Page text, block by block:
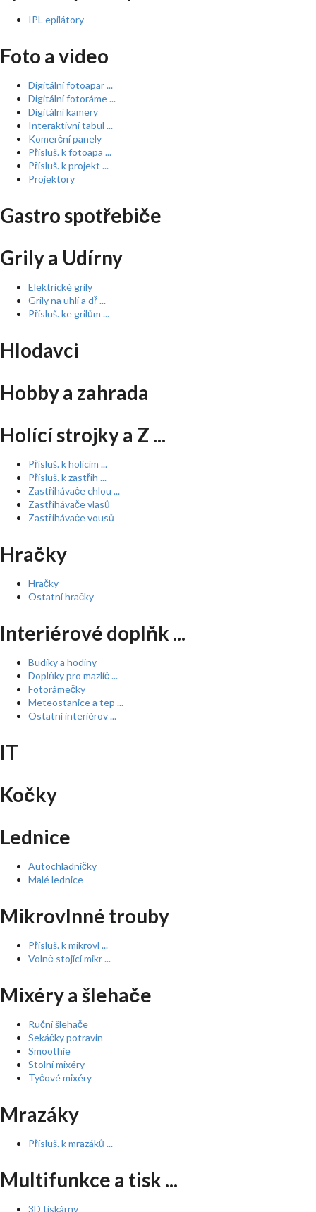
IPL epilátory
Foto a video
Digitální fotoapar ...
Digitální fotoráme ...
Digitální kamery
Interaktivní tabul ...
Komerční panely
Přísluš. k fotoapa ...
Přísluš. k projekt ...
Projektory
Gastro spotřebiče
Grily a Udírny
Elektrické grily
Grily na uhlí a dř ...
Přísluš. ke grilům ...
Hlodavci
Hobby a zahrada
Holící strojky a Z ...
Přísluš. k holícím ...
Přísluš. k zastřih ...
Zastřihávače chlou ...
Zastřihávače vlasů
Zastřihávače vousů
Hračky
Hračky
Ostatní hračky
Interiérové doplňk ...
Budíky a hodiny
Doplňky pro mazlíč ...
Fotorámečky
Meteostanice a tep ...
Ostatní interiérov ...
IT
Kočky
Lednice
Autochladničky
Malé lednice
Mikrovlnné trouby
Přísluš. k mikrovl ...
Volně stojící mikr ...
Mixéry a šlehače
Ruční šlehače
Sekáčky potravin
Smoothie
Stolní mixéry
Tyčové mixéry
Mrazáky
Přísluš. k mrazáků ...
Multifunkce a tisk ...
3D tiskárny